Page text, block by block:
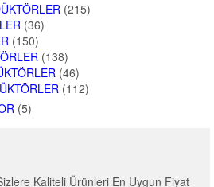
(215)
(36)
(150)
(138)
(46)
(112)
(5)
Kaliteli Ürünleri En Uygun Fiyat